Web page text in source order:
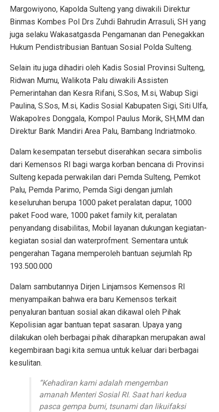
Margowiyono, Kapolda Sulteng yang diwakili Direktur
Binmas Kombes Pol Drs Zuhdi Bahrudin Arrasuli, SH yang
juga selaku Wakasatgasda Pengamanan dan Penegakkan
Hukum Pendistribusian Bantuan Sosial Polda Sulteng.
Selain itu juga dihadiri oleh Kadis Sosial Provinsi Sulteng,
Ridwan Mumu, Walikota Palu diwakili Assisten
Pemerintahan dan Kesra Rifani, S.Sos, M.si, Wabup Sigi
Paulina, S.Sos, M.si, Kadis Sosial Kabupaten Sigi, Siti Ulfa,
Wakapolres Donggala, Kompol Paulus Morik, SH,MM dan
Direktur Bank Mandiri Area Palu, Bambang Indriatmoko.
Dalam kesempatan tersebut diserahkan secara simbolis
dari Kemensos RI bagi warga korban bencana di Provinsi
Sulteng kepada perwakilan dari Pemda Sulteng, Pemkot
Palu, Pemda Parimo, Pemda Sigi dengan jumlah
keseluruhan berupa 1000 paket peralatan dapur, 1000
paket Food ware, 1000 paket family kit, peralatan
penyandang disabilitas, Mobil layanan dukungan kegiatan-
kegiatan sosial dan waterprofment. Sementara untuk
pengerahan Tagana memperoleh bantuan sejumlah Rp
193.500.000
Dalam sambutannya Dirjen Linjamsos Kemensos RI
menyampaikan bahwa era baru Kemensos terkait
penyaluran bantuan sosial akan dikawal oleh Pihak
Kepolisian agar bantuan tepat sasaran. Upaya yang
dilakukan oleh berbagai pihak diharapkan merupakan awal
kegembiraan bagi kita semua untuk keluar dari berbagai
kesulitan.
“Kehadiran kami adalah mengemban
amanah Menteri Sosial RI. Saat hari kedua
pasca gempa bumi, tsunami dan likuifaksi